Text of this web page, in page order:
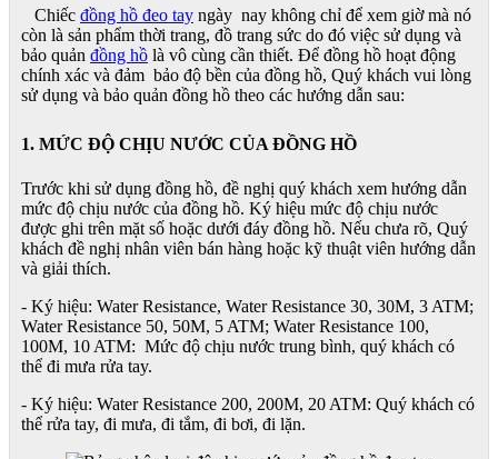
Chiếc đồng hồ đeo tay ngày nay không chỉ để xem giờ mà nó
còn là sản phẩm thời trang, đồ trang sức do đó việc sử dụng và
bảo quản đồng hồ là vô cùng cần thiết. Để đồng hồ hoạt động
chính xác và đảm bảo độ bền của đồng hồ, Quý khách vui lòng
sử dụng và bảo quản đồng hồ theo các hướng dẫn sau:
1. MỨC ĐỘ CHỊU NƯỚC CỦA ĐỒNG HỒ
Trước khi sử dụng đồng hồ, đề nghị quý khách xem hướng dẫn
mức độ chịu nước của đồng hồ. Ký hiệu mức độ chịu nước
được ghi trên mặt số hoặc dưới đáy đồng hồ. Nếu chưa rõ, Quý
khách đề nghị nhân viên bán hàng hoặc kỹ thuật viên hướng dẫn
và giải thích.
- Ký hiệu: Water Resistance, Water Resistance 30, 30M, 3 ATM;
Water Resistance 50, 50M, 5 ATM; Water Resistance 100,
100M, 10 ATM: Mức độ chịu nước trung bình, quý khách có
thể đi mưa rửa tay.
- Ký hiệu: Water Resistance 200, 200M, 20 ATM: Quý khách có
thể rửa tay, đi mưa, đi tắm, đi bơi, đi lặn.